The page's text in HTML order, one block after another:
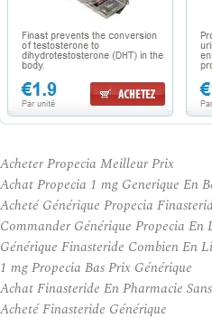
Acheter Propecia Meilleur Prix
Achat Propecia 1 mg Generique En
Acheté Générique Propecia
Commander Générique Propecia En
Générique Finasteride Combien En
1 mg Propecia Bas Prix Générique
Achat Finasteride En Pharmacie
Acheté Finasteride Générique